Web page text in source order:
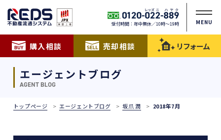
受付時間：年中無休／10時〜19時 MENU
購入相談 売却相談 リフォーム
エージェントブログ
AGENT BLOG
トップページ エージェントブログ 坂爪 潤 2018年7月